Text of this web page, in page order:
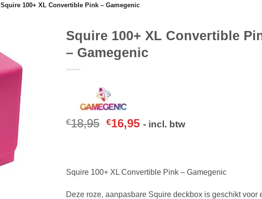
Squire 100+ XL Convertible Pink – Gamegenic
Squire 100+ XL Convertible
– Gamegenic
€18,95 €16,95 - incl. btw
Squire 100+ XL Convertible Pink – Gamegenic
Deze roze, aanpasbare Squire deckbox is geschikt voor